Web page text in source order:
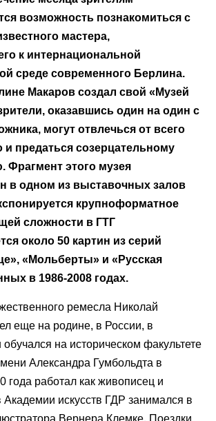
возможность познакомиться с
мастера,
к интернациональной
среде современного Берлина.
Макаров создал свой «Музей
оказавшись один на один с
могут отвлечься от всего
предаться созерцательному
этого музея
в одном из выставочных залов
крупноформатное
сложности в ГТГ
около 50 картин из серий
«Мольберты» и «Русская
в 1986-2008 годах.
ремесла Николай
еще на родине, в России, в
на историческом факультете
Александра Гумбольдта в
года работал как живописец и
Академии искусств ГДР занимался в
Вернера Клемке. Поездки